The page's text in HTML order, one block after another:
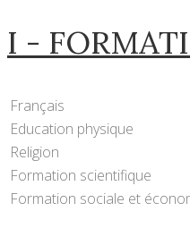
I -
Français
Education physique
Religion
Formation scientifique
Formation sociale et